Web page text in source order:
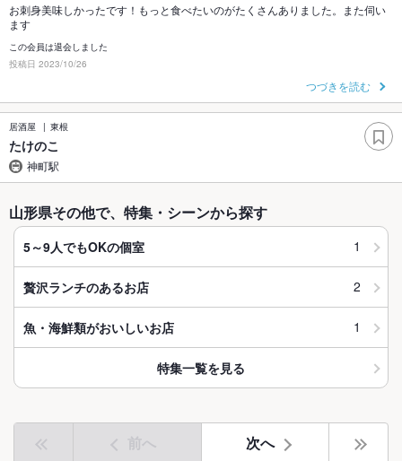
お刺身美味しかったです！もっと食べたいのがたくさんありました。また伺い
ます
この会員は退会しました
投稿日 2023/10/26
つづきを読む
居酒屋 東根
たけのこ
神町駅
山形県その他で、特集・シーンから探す
5～9人でもOKの個室 1
贅沢ランチのあるお店 2
魚・海鮮類がおいしいお店 1
特集一覧を見る
前へ 次へ